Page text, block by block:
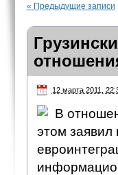
« Предыдущие записи
12 марта 2011,
В
этом заявил